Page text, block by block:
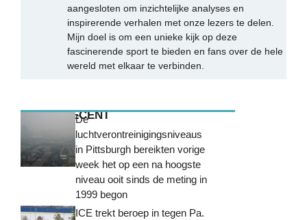
aangesloten om inzichtelijke analyses en
inspirerende verhalen met onze lezers te delen.
Mijn doel is om een unieke kijk op deze
fascinerende sport te bieden en fans over de hele
wereld met elkaar te verbinden.
MEEST RECENT
De
luchtverontreinigingsniveaus
in Pittsburgh bereikten vorige
week het op een na hoogste
niveau ooit sinds de meting in
1999 begon
ICE trekt beroep in tegen Pa.